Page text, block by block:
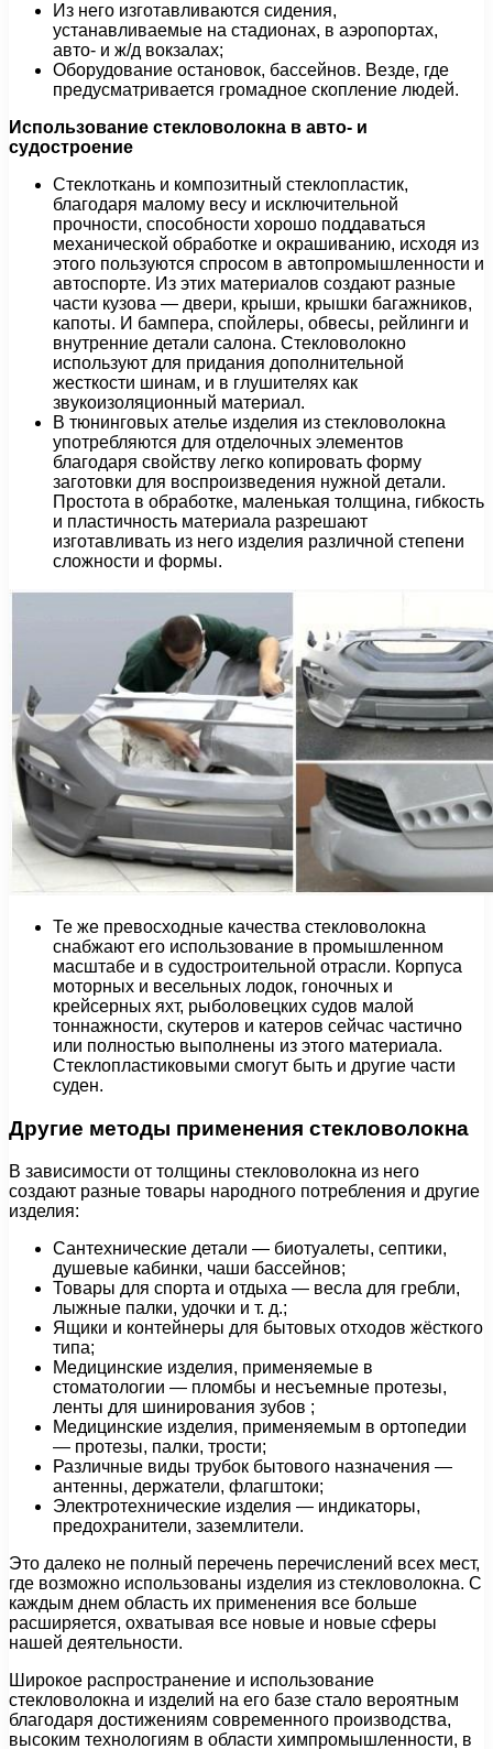
Из него изготавливаются сидения,
устанавливаемые на стадионах, в аэропортах,
авто- и ж/д вокзалах;
Оборудование остановок, бассейнов. Везде, где
предусматривается громадное скопление людей.
Использование стекловолокна в авто- и
судостроение
Стеклоткань и композитный стеклопластик,
благодаря малому весу и исключительной
прочности, способности хорошо поддаваться
механической обработке и окрашиванию, исходя из
этого пользуются спросом в автопромышленности и
автоспорте. Из этих материалов создают разные
части кузова — двери, крыши, крышки багажников,
капоты. И бампера, спойлеры, обвесы, рейлинги и
внутренние детали салона. Стекловолокно
используют для придания дополнительной
жесткости шинам, и в глушителях как
звукоизоляционный материал.
В тюнинговых ателье изделия из стекловолокна
употребляются для отделочных элементов
благодаря свойству легко копировать форму
заготовки для воспроизведения нужной детали.
Простота в обработке, маленькая толщина, гибкость
и пластичность материала разрешают
изготавливать из него изделия различной степени
сложности и формы.
Те же превосходные качества стекловолокна
снабжают его использование в промышленном
масштабе и в судостроительной отрасли. Корпуса
моторных и весельных лодок, гоночных и
крейсерных яхт, рыболовецких судов малой
тоннажности, скутеров и катеров сейчас частично
или полностью выполнены из этого материала.
Стеклопластиковыми смогут быть и другие части
суден.
Другие методы применения стекловолокна
В зависимости от толщины стекловолокна из него
создают разные товары народного потребления и другие
изделия:
Сантехнические детали — биотуалеты, септики,
душевые кабинки, чаши бассейнов;
Товары для спорта и отдыха — весла для гребли,
лыжные палки, удочки и т. д.;
Ящики и контейнеры для бытовых отходов жёсткого
типа;
Медицинские изделия, применяемые в
стоматологии — пломбы и несъемные протезы,
ленты для шинирования зубов ;
Медицинские изделия, применяемым в ортопедии
— протезы, палки, трости;
Различные виды трубок бытового назначения —
антенны, держатели, флагштоки;
Электротехнические изделия — индикаторы,
предохранители, заземлители.
Это далеко не полный перечень перечислений всех мест,
где возможно использованы изделия из стекловолокна. С
каждым днем область их применения все больше
расширяется, охватывая все новые и новые сферы
нашей деятельности.
Широкое распространение и использование
стекловолокна и изделий на его базе стало вероятным
благодаря достижениям современного производства,
высоким технологиям в области химпромышленности, в